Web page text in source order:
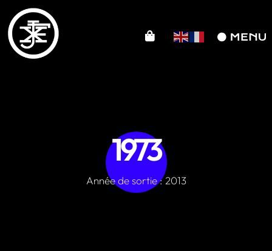
1973
Année de sortie : 2013